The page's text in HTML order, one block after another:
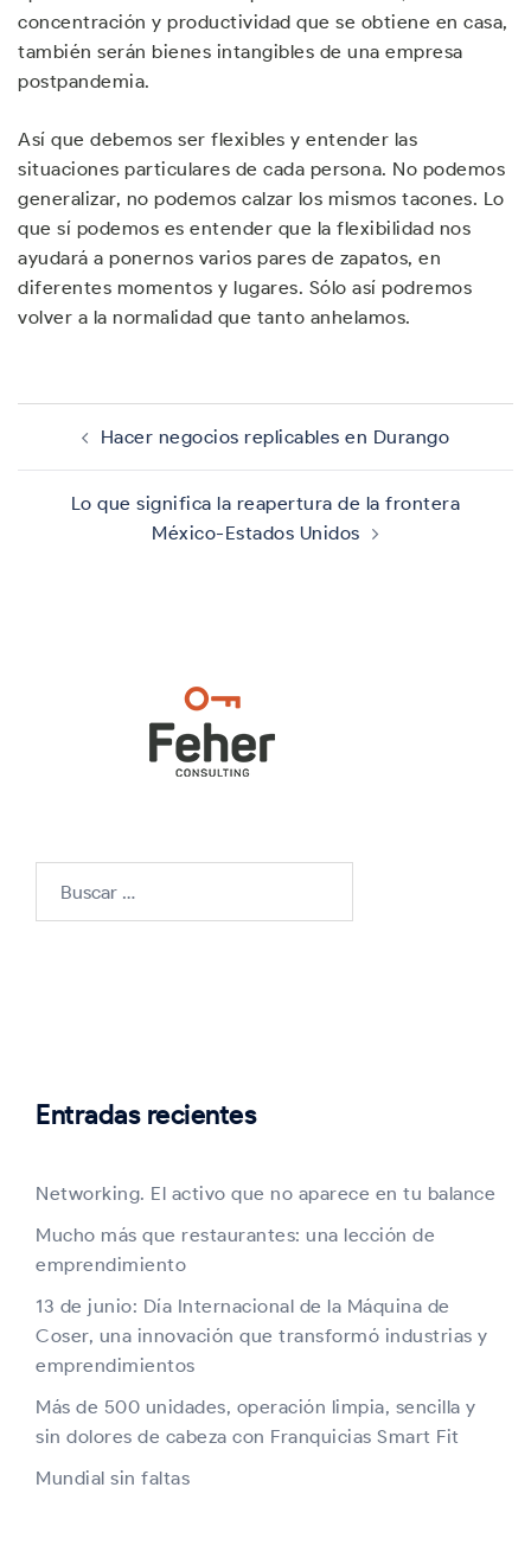
concentración y productividad que se obtiene en casa,
también serán bienes intangibles de una empresa
postpandemia.
Así que debemos ser flexibles y entender las
situaciones particulares de cada persona. No podemos
generalizar, no podemos calzar los mismos tacones. Lo
que sí podemos es entender que la flexibilidad nos
ayudará a ponernos varios pares de zapatos, en
diferentes momentos y lugares. Sólo así podremos
volver a la normalidad que tanto anhelamos.
Navegación
entradas
Hacer negocios replicables en Durango
Lo que significa la reapertura de la frontera
México-Estados Unidos
Entradas recientes
Networking. El activo que no aparece en tu balance
Mucho más que restaurantes: una lección de
emprendimiento
13 de junio: Día Internacional de la Máquina de
Coser, una innovación que transformó industrias y
emprendimientos
Más de 500 unidades, operación limpia, sencilla y
sin dolores de cabeza con Franquicias Smart Fit
Mundial sin faltas